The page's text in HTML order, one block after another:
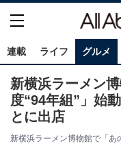
連載 ライフ グルメ
新横浜ラーメン
度“94年組”」始
とに出店
新横浜ラーメン博物館で「あ